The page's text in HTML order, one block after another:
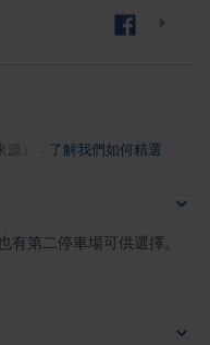
） 了解我們如何精選
有第二停車場可供選擇。